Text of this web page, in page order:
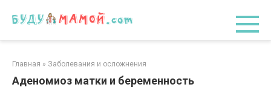
Главная » Заболевания и осложнения
Аденомиоз матки и беременность